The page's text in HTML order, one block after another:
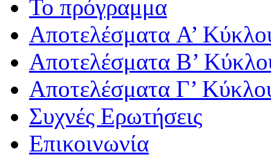
Το πρόγραμμα
Αποτελέσματα A’
Αποτελέσματα Β’
Αποτελέσματα Γ’
Συχνές Ερωτήσεις
Επικοινωνία